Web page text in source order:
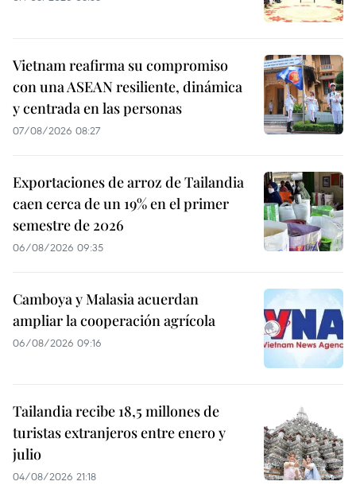
Vietnam reafirma su compromiso
con una ASEAN resiliente, dinámica
y centrada en las personas
07/08/2026 08:27
Exportaciones de arroz de Tailandia
caen cerca de un 19% en el primer
semestre de 2026
06/08/2026 09:35
Camboya y Malasia acuerdan
ampliar la cooperación agrícola
06/08/2026 09:16
Tailandia recibe 18,5 millones de
turistas extranjeros entre enero y
julio
04/08/2026 21:18